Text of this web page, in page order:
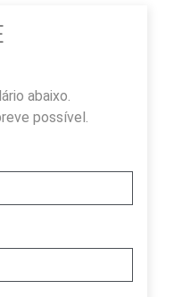
abaixo.
possível.